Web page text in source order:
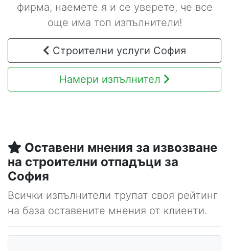
фирма, наемете я и се уверете, че все
още има топ изпълнители!
Строителни услуги София
Намери изпълнител
Оставени мнения за извозване
на строителни отпадъци за
София
Всички изпълнители трупат своя рейтинг
на база оставените мнения от клиенти.